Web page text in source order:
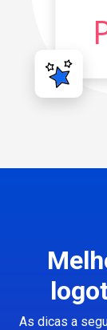
As dicas a